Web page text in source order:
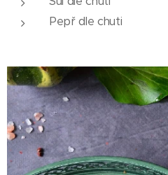
Pepř dle chuti